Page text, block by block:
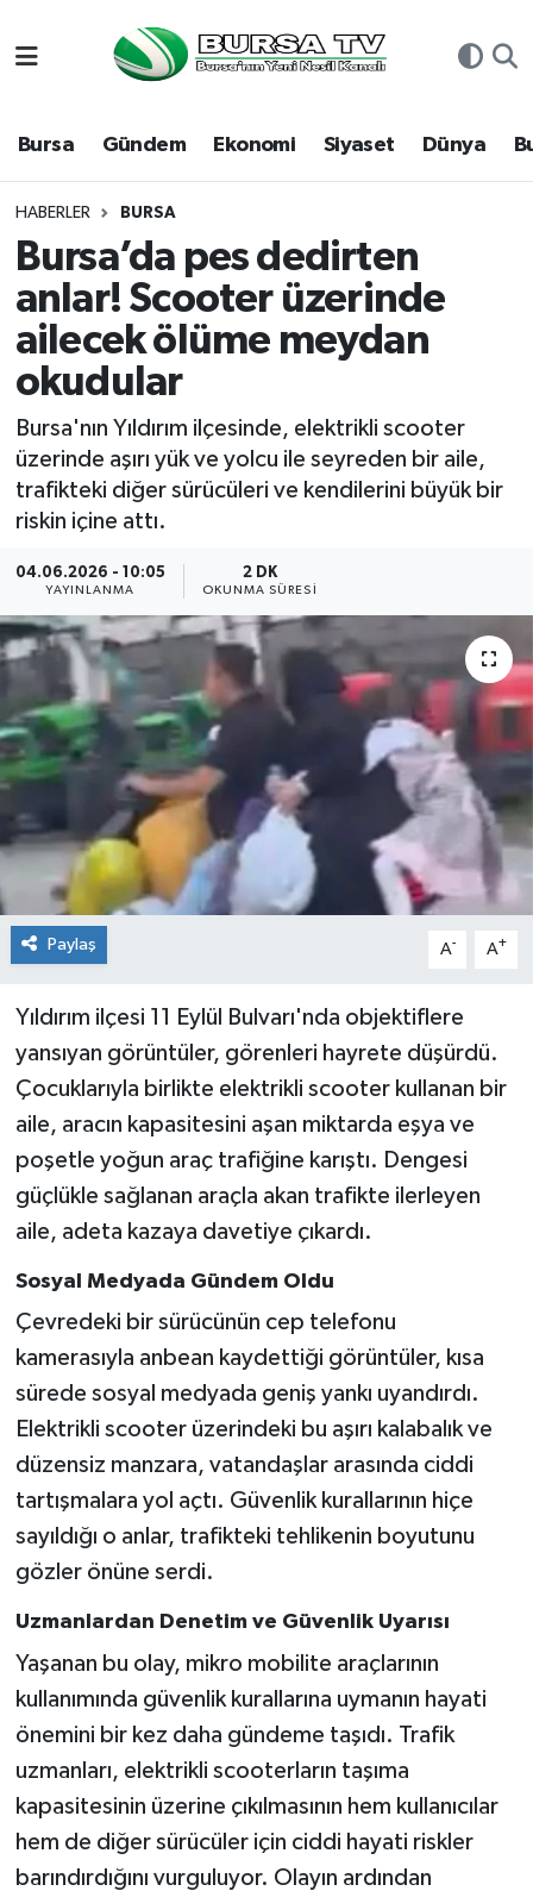
Bursa Gündem Ekonomi Siyaset Dünya
HABERLER BURSA
Bursa’da pes dedirten
anlar! Scooter üzerinde
ailecek ölüme meydan
okudular
Bursa'nın Yıldırım ilçesinde, elektrikli scooter
üzerinde aşırı yük ve yolcu ile seyreden bir aile,
trafikteki diğer sürücüleri ve kendilerini büyük bir
riskin içine attı.
04.06.2026 - 10:05
YAYINLANMA
2 DK
OKUNMA SÜRESI
Paylaş A- A+
Yıldırım ilçesi 11 Eylül Bulvarı'nda objektiflere
yansıyan görüntüler, görenleri hayrete düşürdü.
Çocuklarıyla birlikte elektrikli scooter kullanan bir
aile, aracın kapasitesini aşan miktarda eşya ve
poşetle yoğun araç trafiğine karıştı. Dengesi
güçlükle sağlanan araçla akan trafikte ilerleyen
aile, adeta kazaya davetiye çıkardı.
Sosyal Medyada Gündem Oldu
Çevredeki bir sürücünün cep telefonu
kamerasıyla anbean kaydettiği görüntüler, kısa
sürede sosyal medyada geniş yankı uyandırdı.
Elektrikli scooter üzerindeki bu aşırı kalabalık ve
düzensiz manzara, vatandaşlar arasında ciddi
tartışmalara yol açtı. Güvenlik kurallarının hiçe
sayıldığı o anlar, trafikteki tehlikenin boyutunu
gözler önüne serdi.
Uzmanlardan Denetim ve Güvenlik Uyarısı
Yaşanan bu olay, mikro mobilite araçlarının
kullanımında güvenlik kurallarına uymanın hayati
önemini bir kez daha gündeme taşıdı. Trafik
uzmanları, elektrikli scooterların taşıma
kapasitesinin üzerine çıkılmasının hem kullanıcılar
hem de diğer sürücüler için ciddi hayati riskler
barındırdığını vurguluyor. Olayın ardından
Bursa
Dünya
Eğitim
Ekonomi
Genel
Gündem
Magazin
Sağlık
Siyaset
Spor
Teknoloji
Türkiye
Hava Durumu
Namaz Vakitleri
Trafik Durumu
Süper Lig Puan Durumu ve Fikstür
Tüm Manşetler
Son Dakika Haberleri
Haber Arşivi